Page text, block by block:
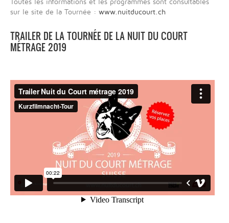
Toutes les informations et les programmes sont consultables
sur le site de la Tournée : www.nuitducourt.ch
TRAILER DE LA TOURNÉE DE LA NUIT DU COURT
MÉTRAGE 2019